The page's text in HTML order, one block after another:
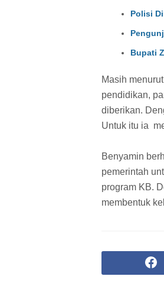
Polisi
Bupati
Masih
pendidikan,
diberikan.
Untuk itu ia
Benyamin
pemerintah
program KB.
membentuk